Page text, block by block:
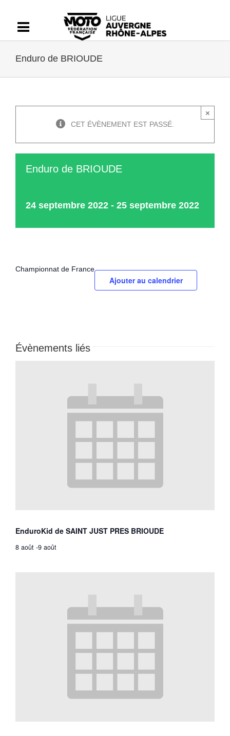
contenu
Enduro de BRIOUDE
×
CET ÉVÈNEMENT EST PASSÉ.
Enduro de BRIOUDE
24 septembre 2022 - 25 septembre 2022
Championnat de France
Ajouter au calendrier
Évènements liés
EnduroKid de SAINT JUST PRES BRIOUDE
8 août -9 août